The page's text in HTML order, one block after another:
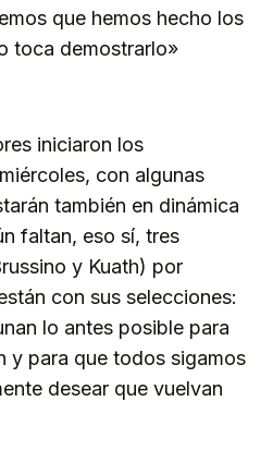
que hemos hecho los
toca demostrarlo»
iniciaron los
con algunas
también en dinámica
faltan, eso sí, tres
y Kuath) por
con sus selecciones:
lo antes posible para
y para que todos sigamos
desear que vuelvan